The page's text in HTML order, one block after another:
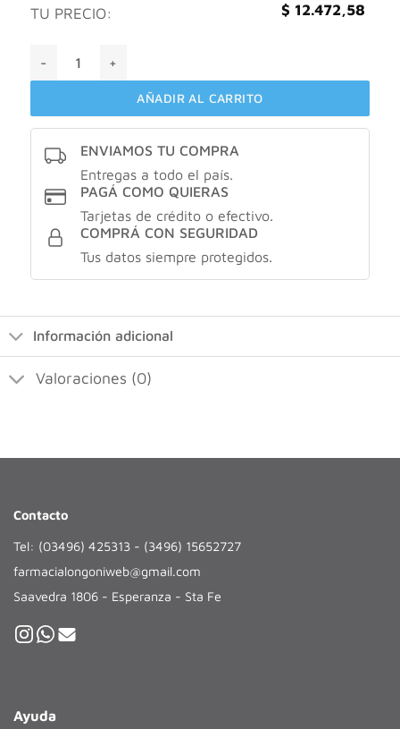
TU PRECIO: $ 12.472,58
AÑADIR AL CARRITO
ENVIAMOS TU COMPRA
Entregas a todo el país.
PAGÁ COMO QUIERAS
Tarjetas de crédito o efectivo.
COMPRÁ CON SEGURIDAD
Tus datos siempre protegidos.
Información adicional
Valoraciones (0)
Contacto
Tel: (03496) 425313 - (3496) 15652727
farmacialongoniweb@gmail.com
Saavedra 1806 - Esperanza - Sta Fe
Ayuda